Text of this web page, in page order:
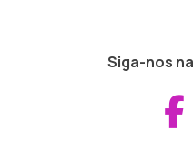
Siga-nos